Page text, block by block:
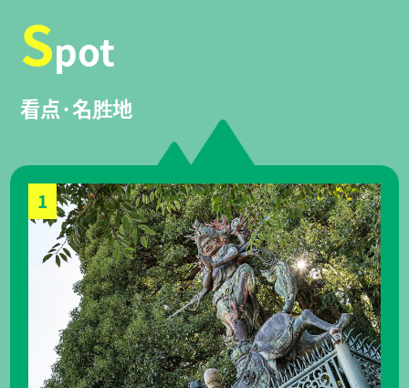
Spot
看点·名胜地
1